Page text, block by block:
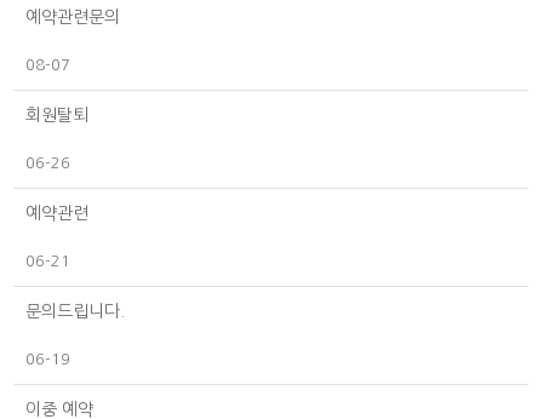
예약관련문의
08-07
회원탈퇴
06-26
예약관련
06-21
문의드립니다.
06-19
이중 예약